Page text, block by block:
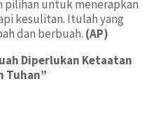
pilihan untuk menerapkan
kesulitan. Itulah yang
dan berbuah. (AP)
Diperlukan Ketaatan
Tuhan”